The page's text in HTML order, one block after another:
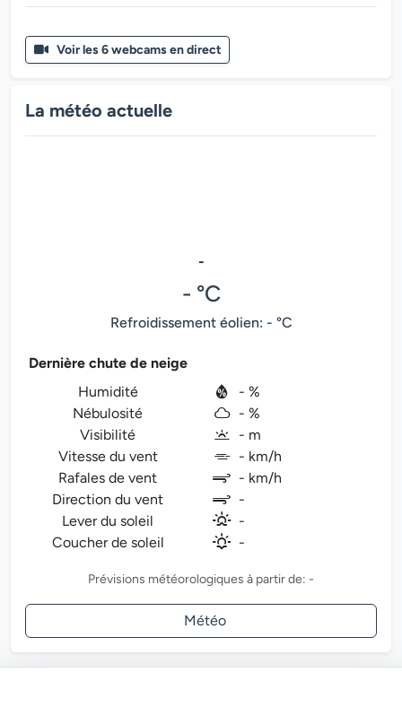
Voir les 6 webcams en direct
La météo actuelle
-
- °C
Refroidissement éolien: - °C
Dernière chute de neige
Humidité
- %
Nébulosité
- %
Visibilité
- m
Vitesse du vent
- km/h
Rafales de vent
- km/h
Direction du vent
-
Lever du soleil
-
Coucher de soleil
-
Prévisions météorologiques à partir de: -
Météo